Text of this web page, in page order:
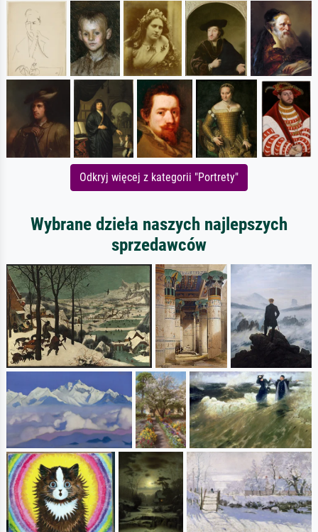
Odkryj więcej z kategorii "Portrety"
Wybrane dzieła naszych najlepszych
sprzedawców